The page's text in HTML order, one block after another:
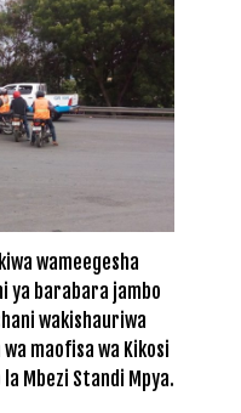
wameegesha
ya barabara jambo
wakishauriwa
maofisa wa Kikosi
Mbezi Standi Mpya.